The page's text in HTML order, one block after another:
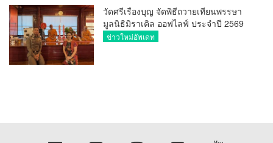
วัดศรีเรืองบุญ จัดพิธีถวายเทียนพรรษา
มูลนิธิมิราเคิล ออฟไลฟ์ ประจำปี 2569
พล.ต.ต.ศิริวัฒน์ ดีพอ ให้เกียรติเป็น
ข่าวใหม่อัพเดท